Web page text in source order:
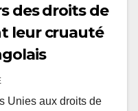
des droits de
leur cruauté
Unies aux droits de